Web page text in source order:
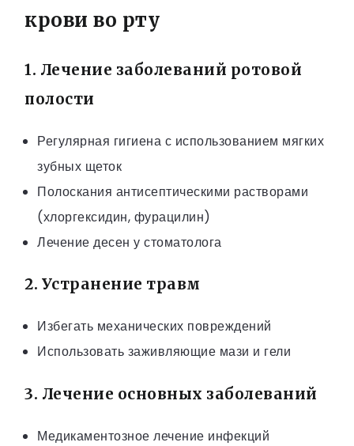
крови во рту
1. Лечение заболеваний ротовой
полости
Регулярная гигиена с использованием мягких
зубных щеток
Полоскания антисептическими растворами
(хлоргексидин, фурацилин)
Лечение десен у стоматолога
2. Устранение травм
Избегать механических повреждений
Использовать заживляющие мази и гели
3. Лечение основных заболеваний
Медикаментозное лечение инфекций